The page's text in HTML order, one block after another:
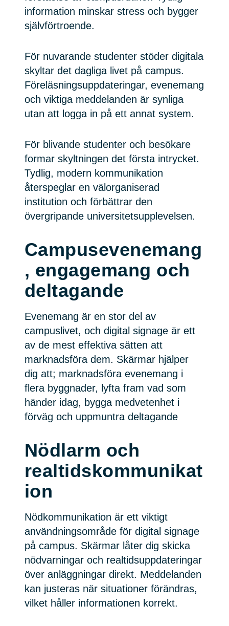
information minskar stress och bygger
självförtroende.
För nuvarande studenter stöder digitala
skyltar det dagliga livet på campus.
Föreläsningsuppdateringar, evenemang
och viktiga meddelanden är synliga
utan att logga in på ett annat system.
För blivande studenter och besökare
formar skyltningen det första intrycket.
Tydlig, modern kommunikation
återspeglar en välorganiserad
institution och förbättrar den
övergripande universitetsupplevelsen.
Campusevenemang
, engagemang och
deltagande
Evenemang är en stor del av
campuslivet, och digital signage är ett
av de mest effektiva sätten att
marknadsföra dem. Skärmar hjälper
dig att; marknadsföra evenemang i
flera byggnader, lyfta fram vad som
händer idag, bygga medvetenhet i
förväg och uppmuntra deltagande
Nödlarm och
realtidskommunikat
ion
Nödkommunikation är ett viktigt
användningsområde för digital signage
på campus. Skärmar låter dig skicka
nödvarningar och realtidsuppdateringar
över anläggningar direkt. Meddelanden
kan justeras när situationer förändras,
vilket håller informationen korrekt.